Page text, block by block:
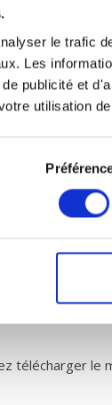
le trafic
Les
publicité et
utilisation
avec
de fairair
G3,
plus de
télécharger le